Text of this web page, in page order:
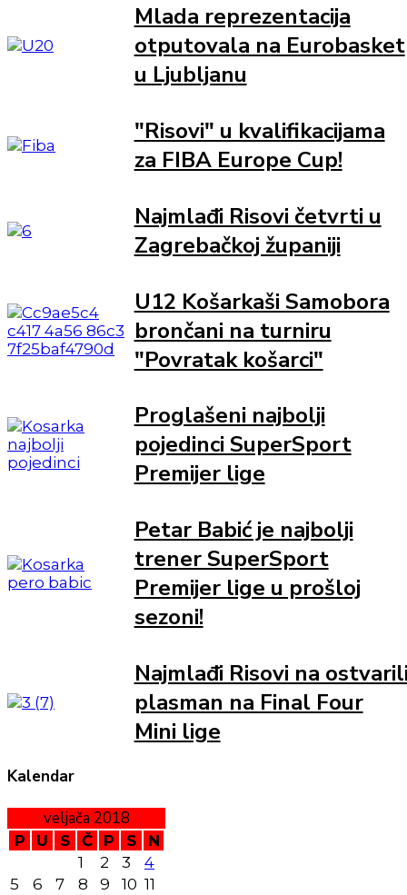
Mlada reprezentacija
otputovala na Eurobasket
u Ljubljanu
"Risovi" u kvalifikacijama
za FIBA Europe Cup!
Najmlađi Risovi četvrti u
Zagrebačkoj županiji
U12 Košarkaši Samobora
brončani na turniru
"Povratak košarci"
Proglašeni najbolji
pojedinci SuperSport
Premijer lige
Petar Babić je najbolji
trener SuperSport
Premijer lige u prošloj
sezoni!
Najmlađi Risovi na
plasman na Final Four
Mini lige
Kalendar
veljača 2018
P U S Č P S
N
1
2 3
4
5
6 7 8 9 10 11